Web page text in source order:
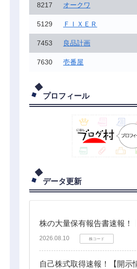
8217 オークワ
5129 ＦＩＸＥＲ
7453 良品計画
7630 壱番屋
プロフィール
データ更新
株の大量保有報告書速報！
2026.08.10 株コード
自己株式取得速報！【開示